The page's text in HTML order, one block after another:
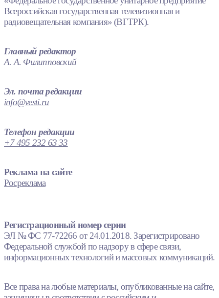
Всероссийская государственная телевизионная и
радиовещательная компания» (ВГТРК).
Главный редактор
А. А. Филипповский
Эл. почта редакции
info@vesti.ru
Телефон редакции
+7 495 232 63 33
Реклама на сайте
Росреклама
Регистрационный номер серии
ЭЛ № ФС 77-72266 от 24.01.2018. Зарегистрировано
Федеральной службой по надзору в сфере связи,
информационных технологий и массовых коммуникаций.
Все права на любые материалы, опубликованные на сайте,